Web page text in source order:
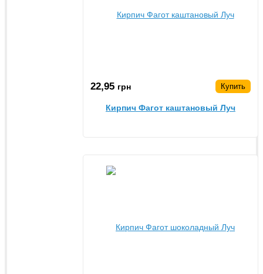
22,95 грн Купить
Кирпич Фагот каштановый Луч